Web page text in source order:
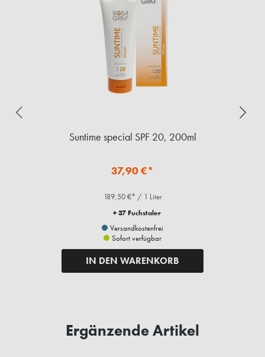
Suntime special SPF 20, 200ml
37,90 €*
189,50 €* / 1 Liter
+ 37 Fuchstaler
Versandkostenfrei
Sofort verfügbar
IN DEN WARENKORB
Ergänzende Artikel